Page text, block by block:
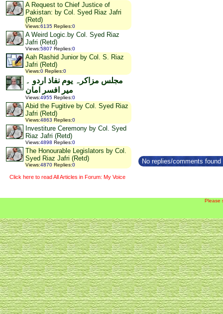
A Request to Chief Justice of
Pakistan: by Col. Syed Riaz Jafri
(Retd)
Views:6135 Replies:0
A Weird Logic.by Col. Syed Riaz
Jafri (Retd)
Views:5807 Replies:0
Aah Rashid Junior by Col. S. Riaz
Jafri (Retd)
Views:0 Replies:0
مجلس مزاکرہ یوم نفاذ اردو ۔
میر افسر امان
Views:4955 Replies:0
Abid the Fugitive by Col. Syed Riaz
Jafri (Retd)
Views:4863 Replies:0
Investiture Ceremony by Col. Syed
Riaz Jafri (Retd)
Views:4898 Replies:0
The Honourable Legislators by Col.
Syed Riaz Jafri (Retd)
Views:4870 Replies:0
Click here to read All Articles in Forum: My Voice
No replies/comments
Please